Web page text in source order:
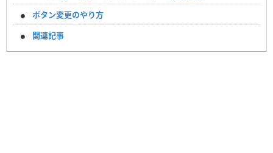
ボタン変更のやり方
関連記事